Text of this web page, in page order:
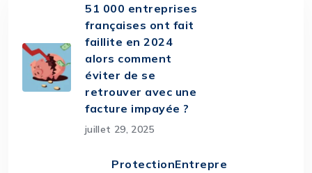
51 000 entreprises
françaises ont fait
faillite en 2024
alors comment
éviter de se
retrouver avec une
facture impayée ?
juillet 29, 2025
ProtectionEntrepre